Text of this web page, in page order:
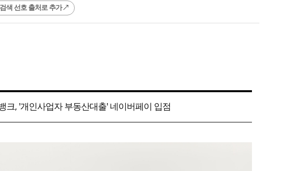
색 선호 출처로 추가
크, '개인사업자 부동산대출' 네이버페이 입점